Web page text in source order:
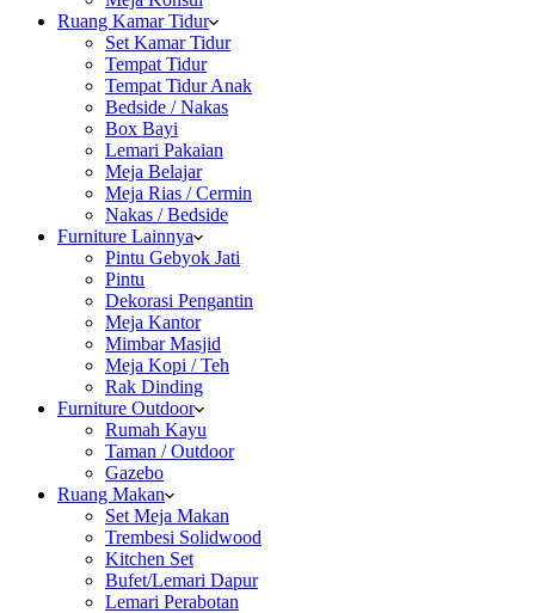
Ruang Kamar Tidur
Set Kamar Tidur
Tempat Tidur
Tempat Tidur Anak
Bedside / Nakas
Box Bayi
Lemari Pakaian
Meja Belajar
Meja Rias / Cermin
Nakas / Bedside
Furniture Lainnya
Pintu Gebyok Jati
Pintu
Dekorasi Pengantin
Meja Kantor
Mimbar Masjid
Meja Kopi / Teh
Rak Dinding
Furniture Outdoor
Rumah Kayu
Taman / Outdoor
Gazebo
Ruang Makan
Set Meja Makan
Trembesi Solidwood
Kitchen Set
Bufet/Lemari Dapur
Lemari Perabotan